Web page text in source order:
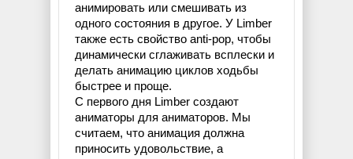
анимировать или смешивать из
одного состояния в другое. У Limber
также есть свойство anti-pop, чтобы
динамически сглаживать всплески и
делать анимацию циклов ходьбы
быстрее и проще.
С первого дня Limber создают
аниматоры для аниматоров. Мы
считаем, что анимация должна
приносить удовольствие, а